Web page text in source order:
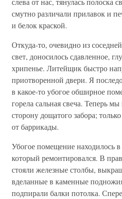
смутно различали прилавок и
и белок краской.
Откуда-то, очевидно из
свет, доносилось сдавленное,
хрипенье. Литейщик быстро
приотворенной двери. Я
в какое-то убогое обширное
горела сальная свеча. Теперь
сторону дощатого забора;
от баррикады.
Убогое помещение находилось
который ремонтировался. В
стояли железные столбы,
вделанные в каменные
подпирали балки потолка.